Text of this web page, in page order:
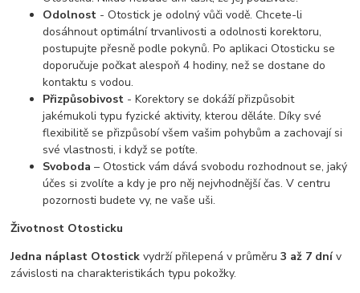
Odolnost - Otostick je odolný vůči vodě. Chcete-li
dosáhnout optimální trvanlivosti a odolnosti korektoru,
postupujte přesně podle pokynů. Po aplikaci Otosticku se
doporučuje počkat alespoň 4 hodiny, než se dostane do
kontaktu s vodou.
Přizpůsobivost - Korektory se dokáží přizpůsobit
jakémukoli typu fyzické aktivity, kterou děláte. Díky své
flexibilitě se přizpůsobí všem vašim pohybům a zachovají si
své vlastnosti, i když se potíte.
Svoboda – Otostick vám dává svobodu rozhodnout se, jaký
účes si zvolíte a kdy je pro něj nejvhodnější čas. V centru
pozornosti budete vy, ne vaše uši.
Životnost Otosticku
Jedna náplast Otostick vydrží přilepená v průměru3 až 7 dnív
závislosti na charakteristikách typu pokožky.